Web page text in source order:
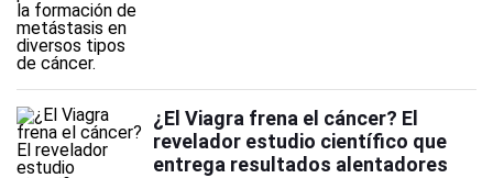
¿El Viagra frena el cáncer? El
revelador estudio científico que
entrega resultados alentadores